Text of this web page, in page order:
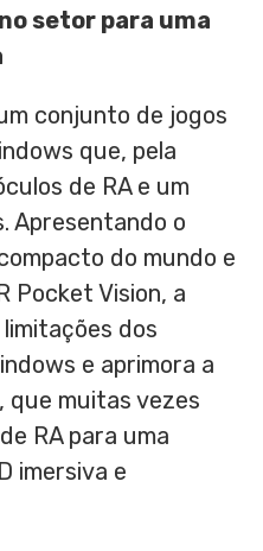
setor para uma
conjunto de jogos
que, pela
de RA e um
Apresentando o
do mundo e
Pocket Vision, a
dos
e aprimora a
que muitas vezes
RA para uma
imersiva e